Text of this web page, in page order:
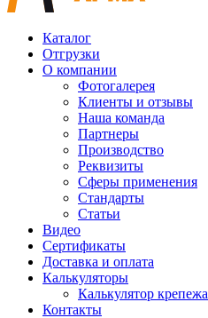
Каталог
Отгрузки
О компании
Фотогалерея
Клиенты и отзывы
Наша команда
Партнеры
Производство
Реквизиты
Сферы применения
Стандарты
Статьи
Видео
Сертификаты
Доставка и оплата
Калькуляторы
Калькулятор крепежа
Контакты